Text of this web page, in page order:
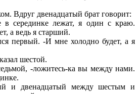
Вдруг двенадцатый брат говорит:
серединке лежат, я один с краю.
а ведь я старший.
первый. -И мне холодно будет, а я
шестой.
-ложитесь-ка вы между нами.
и двенадцатый между шестым и